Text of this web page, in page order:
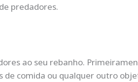
predadores.
ao seu rebanho.
comida ou qualquer outro